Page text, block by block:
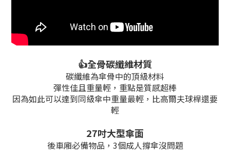
👍全骨碳纖維材質
碳纖維為傘骨中的頂級材料
彈性佳且重量輕，重點是質感超棒
因為如此可以達到同級傘中重量最輕，比高爾夫球桿還要
輕
27吋大型傘面
後車廂必備物品，3個成人撐傘沒問題